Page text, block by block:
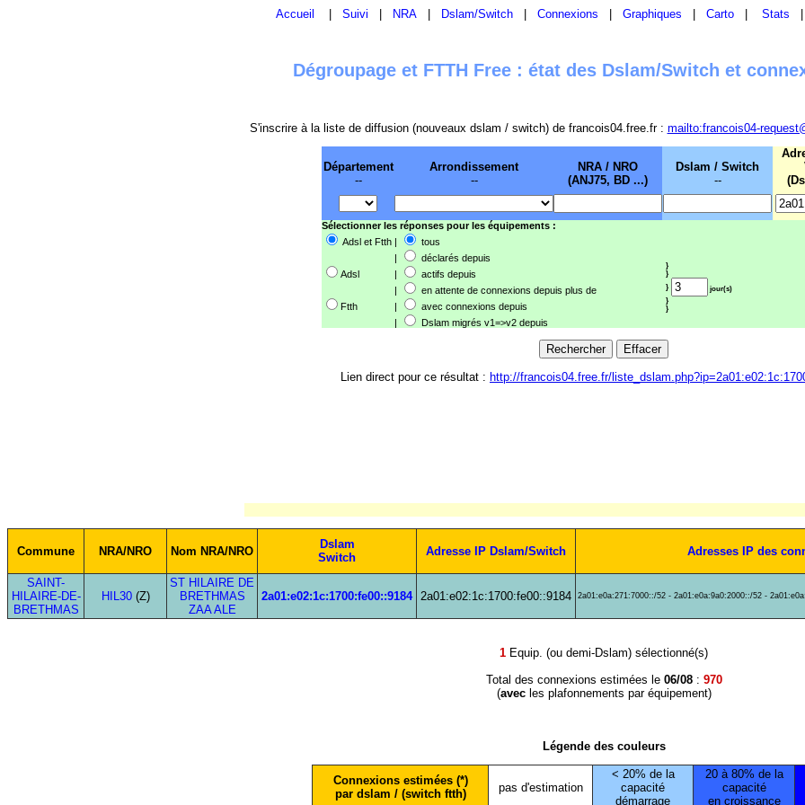
Accueil Suivi NRA Dslam/Switch Connexions Graphiques Carto Stats
Dégroupage et FTTH Free : état des Dslam/Switch et
S'inscrire à la liste de diffusion (nouveaux dslam / switch) de francois04.free.fr : mailto:francois04-
Département
--
Arrondissement
--
NRA / NRO
(ANJ75, BD ...)
Dslam / Switch
--
Sélectionner les réponses pour les équipements :
Adsl et Ftth |
tous
|
déclarés depuis
}
}
}
jour(s)
}
}
Adsl |
actifs depuis
|
en attente de connexions depuis plus de
Ftth
|
avec connexions depuis
|
Dslam migrés v1=>v2 depuis
Lien direct pour ce résultat : http://francois04.free.fr/
Commune NRA/NRO Nom NRA/NRO
Dslam
Switch
Adresse IP Dslam/Switch Adresses IP des
SAINT-
HILAIRE-DE-
BRETHMAS
HIL30(Z)
ST HILAIRE DE
BRETHMAS
ZAA ALE
2a01:e02:1c:1700:fe00::9184 2a01:e02:1c:1700:fe00::9184 2a01:e0a:271:7000::/52 - 2a01:e0a:9a0:2000::/52 -
1 Equip. (ou demi-Dslam) sélectionné(s)
Total des connexions estimées le 06/08: 970
(avecles plafonnements par équipement)
Légende des couleurs
Connexions estimées (*)
par dslam / (switch ftth)
pas d'estimation
< 20% de la
capacité
démarrage
20 à 80% de la
capacité
en croissance